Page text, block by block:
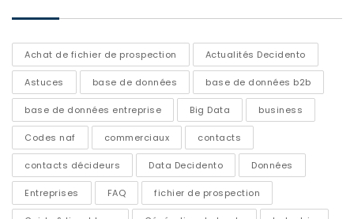
Achat de fichier de prospection Actualités Decidento
Astuces base de données base de données b2b
base de données entreprise Big Data business
Codes naf commerciaux contacts
contacts décideurs Data Decidento Données
Entreprises FAQ fichier de prospection